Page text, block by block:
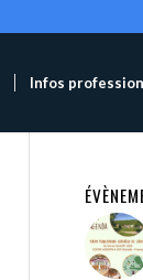
Infos